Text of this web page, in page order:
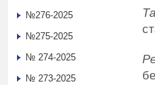
№276-2025
№275-2025
№ 274-2025
№ 273-2025